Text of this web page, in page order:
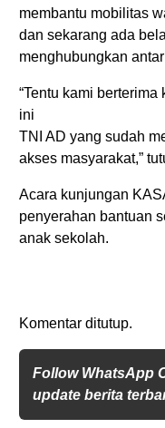
membantu mobilitas
dan sekarang ada
menghubungkan
“Tentu kami
ini
TNI AD yang sudah
akses masyarakat,”
Acara kunjungan
penyerahan bantuan
anak sekolah.
Komentar ditutup.
Follow WhatsApp
update berita